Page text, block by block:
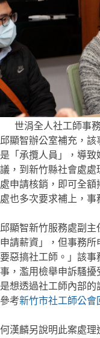
世涓全人社工師事
邱顯智辦公室補充，
是「承攬人員」，導
議，到新竹縣社會處
處申請核銷，即可全
處也多次要求補上，事
邱顯智新竹服務處副
申請薪資」，但事務
要惡搞社工師。」該
事，濫用檢舉申訴騷
是想透過社工師內部的
參考新竹市社工師公會
何漢麟另說明此案處